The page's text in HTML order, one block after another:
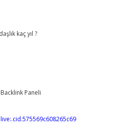
kaç yıl ?
live:.cid.575569c608265c69